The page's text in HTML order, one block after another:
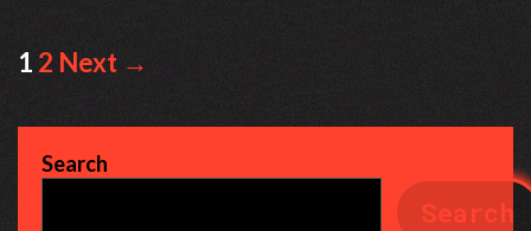
Post
navigation
1 2 Next →
Search
Search